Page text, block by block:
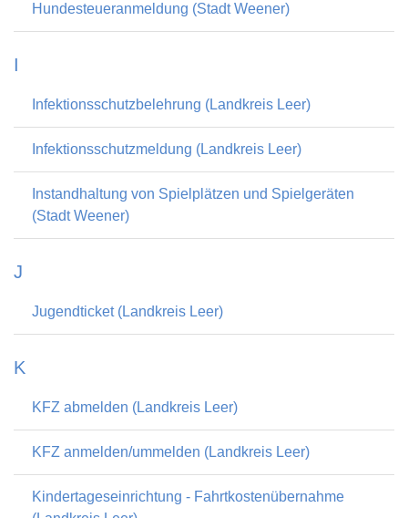
Hundesteueranmeldung (Stadt Weener)
I
Infektionsschutzbelehrung (Landkreis Leer)
Infektionsschutzmeldung (Landkreis Leer)
Instandhaltung von Spielplätzen und Spielgeräten
(Stadt Weener)
J
Jugendticket (Landkreis Leer)
K
KFZ abmelden (Landkreis Leer)
KFZ anmelden/ummelden (Landkreis Leer)
Kindertageseinrichtung - Fahrtkostenübernahme